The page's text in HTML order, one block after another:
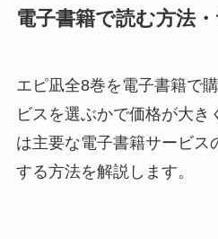
電子書籍で読む方法
エピ凪全8巻を電子書籍で
ビスを選ぶかで価格が大き
は主要な電子書籍サービス
する方法を解説します。